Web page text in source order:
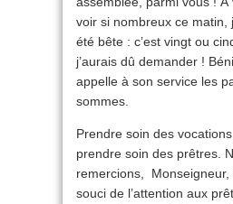
voir si nombreux ce matin,
été bête : c’est vingt ou
j’aurais dû demander !
appelle à son service les
sommes.
Prendre soin des
prendre soin des prêtres.
remercions, Monseigneur,
souci de l’attention aux